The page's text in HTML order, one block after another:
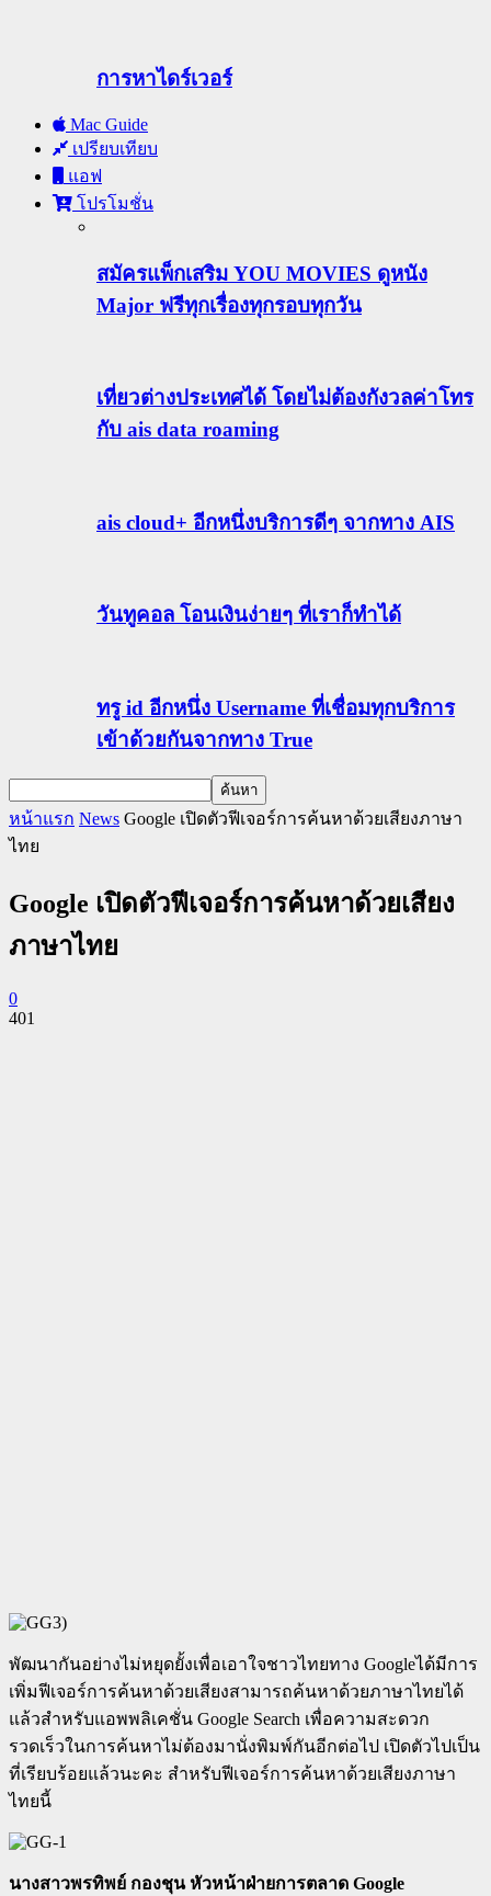
การหาไดร์เวอร์
Mac Guide
เปรียบเทียบ
แอฟ
โปรโมชั่น
สมัครแพ็กเสริม YOU MOVIES ดูหนัง
Major ฟรีทุกเรื่องทุกรอบทุกวัน
เที่ยวต่างประเทศได้ โดยไม่ต้องกังวลค่าโทร
กับ ais data roaming
ais cloud+ อีกหนึ่งบริการดีๆ จากทาง AIS
วันทูคอล โอนเงินง่ายๆ ที่เราก็ทำได้
ทรู id อีกหนึ่ง Username ที่เชื่อมทุกบริการ
เข้าด้วยกันจากทาง True
หน้าแรก News Google เปิดตัวฟีเจอร์การค้นหาด้วยเสียงภาษา
ไทย
Google เปิดตัวฟีเจอร์การค้นหาด้วยเสียง
ภาษาไทย
0
401
พัฒนากันอย่างไม่หยุดยั้งเพื่อเอาใจชาวไทยทาง Googleได้มีการ
เพิ่มฟีเจอร์การค้นหาด้วยเสียงสามารถค้นหาด้วยภาษาไทยได้
แล้วสำหรับแอพพลิเคชั่น Google Search เพื่อความสะดวก
รวดเร็วในการค้นหาไม่ต้องมานั่งพิมพ์กันอีกต่อไป เปิดตัวไปเป็น
ที่เรียบร้อยแล้วนะคะ สำหรับฟีเจอร์การค้นหาด้วยเสียงภาษา
ไทยนี้
นางสาวพรทิพย์ กองชุน หัวหน้าฝ่ายการตลาด Google